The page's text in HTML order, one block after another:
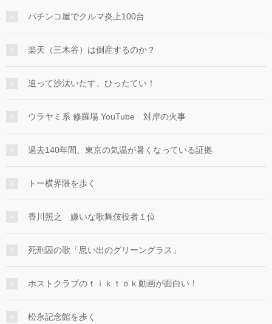
パチンコ屋でクルマ炎上100台
楽天（三木谷）は倒産するのか？
追って沙汰いたす、ひったてい！
ウラヤミ系 修羅場 YouTube 対岸の火事
過去140年間、東京の気温が暑くなっている証拠
トー横界隈を歩く
香川照之 嫌いな歌舞伎役者１位
死刑囚の歌「思い出のグリーングラス」
ホストクラブのｔｉｋｔｏｋ動画が面白い！
松永記念館を歩く